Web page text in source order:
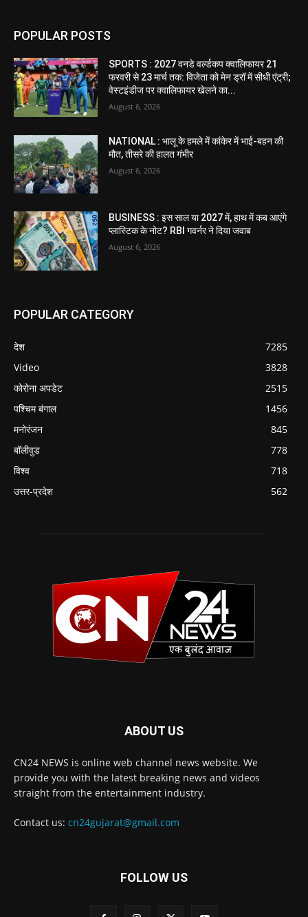
POPULAR POSTS
SPORTS : 2027 वनडे वर्ल्डकप क्वालिफायर 21
फरवरी से 23 मार्च तक: विजेता को मेन ड्रॉ में सीधी एंट्री;
वेस्टइंडीज पर क्वालिफायर खेलने का...
August 6, 2026
NATIONAL : भालू के हमले में कांकेर में भाई-बहन की
मौत, तीसरे की हालत गंभीर
August 6, 2026
BUSINESS : इस साल या 2027 में, हाथ में कब आएंगे
प्लास्टिक के नोट? RBI गवर्नर ने दिया जवाब
August 6, 2026
POPULAR CATEGORY
देश
7285
Video
3828
कोरोना अपडेट
2515
पश्चिम बंगाल
1456
मनोरंजन
845
बॉलीवुड
778
विश्व
718
उत्तर-प्रदेश
562
ABOUT US
CN24 NEWS is online web channel news website. We
provide you with the latest breaking news and videos
straight from the entertainment industry.
Contact us: cn24gujarat@gmail.com
FOLLOW US